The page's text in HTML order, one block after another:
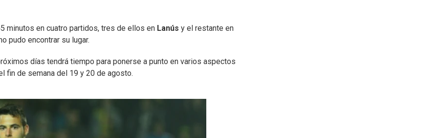
minutos en cuatro partidos, tres de ellos en Lanús y el restante en
pudo encontrar su lugar.
días tendrá tiempo para ponerse a punto en varios aspectos
fin de semana del 19 y 20 de agosto.